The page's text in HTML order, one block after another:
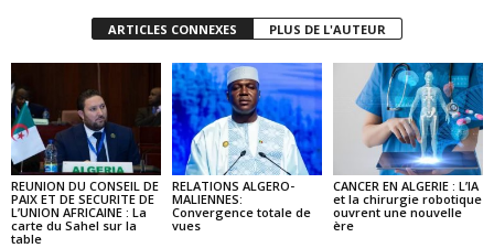
ARTICLES CONNEXES PLUS DE L'AUTEUR
REUNION DU CONSEIL DE
PAIX ET DE SECURITE DE
L’UNION AFRICAINE : La
carte du Sahel sur la
table
RELATIONS ALGERO-
MALIENNES:
Convergence totale de
vues
CANCER EN ALGERIE : L’IA
et la chirurgie robotique
ouvrent une nouvelle
ère